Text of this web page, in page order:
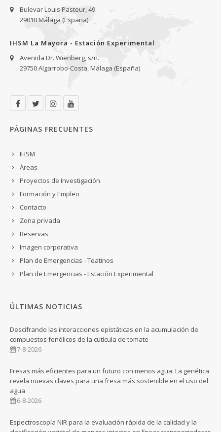
Bulevar Louis Pasteur, 49.
29010 Málaga (España)
IHSM La Mayora - Estación Experimental
Avenida Dr. Wienberg, s/n.
29750 Algarrobo-Costa, Málaga (España)
PÁGINAS FRECUENTES
IHSM
Áreas
Proyectos de Investigación
Formación y Empleo
Contacto
Zona privada
Reservas
Imagen corporativa
Plan de Emergencias - Teatinos
Plan de Emergencias - Estación Experimental
ÚLTIMAS NOTICIAS
Descifrando las interacciones epistáticas en la acumulación de
compuestos fenólicos de la cutícula de tomate
7-8-2026
Fresas más eficientes para un futuro con menos agua: La genética
revela nuevas claves para una fresa más sostenible en el uso del
agua
6-8-2026
Espectroscopía NIR para la evaluación rápida de la calidad y la